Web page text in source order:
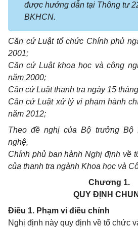
được hướng dẫn tại Thông tư
BKHCN.
Căn cứ Luật tổ chức Chính phủ
2001;
Căn cứ Luật khoa học và công
năm 2000;
Căn cứ Luật thanh tra ngày 15
Căn cứ Luật xử lý vi phạm hành
năm 2012;
Theo đề nghị của Bộ trưởng Bộ
nghệ,
Chính phủ ban hành Nghị định về
của thanh tra ngành Khoa học và
Chương 1.
QUY ĐỊNH
Điều 1. Phạm vi điều chỉnh
Nghị định này quy định về tổ chức